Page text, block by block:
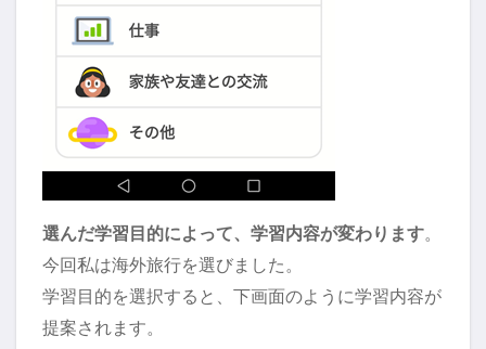
選んだ学習目的によって、学習内容が変わります。
今回私は海外旅行を選びました。
学習目的を選択すると、下画面のように学習内容が
提案されます。